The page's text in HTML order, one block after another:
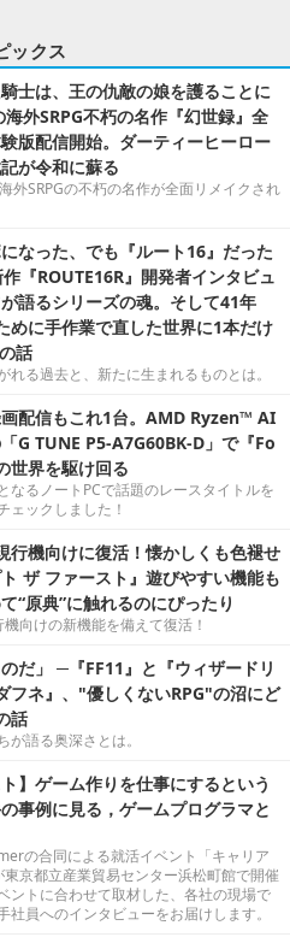
ックス
士は、王の仇敵の娘を護ることに
外SRPG不朽の名作『幻世録』全
版配信開始。ダーティーヒーロー
が令和に蘇る
外SRPGの不朽の名作が全面リメイクされ
なった、でも『ルート16』だった
『ROUTE16R』開発者インタビュ
語るシリーズの魂。そして41年
めに手作業で直した世界に1本だけ
話
れる過去と、新たに生まれるものとは。
配信もこれ1台。AMD Ryzen™ AI
G TUNE P5-A7G60BK-D」で『Fo
界を駆け回る
なるノートPCで話題のレースタイトルを
ェックしました！
行機向けに復活！懐かしくも色褪せ
ザ ファースト』遊びやすい機能も
“原典”に触れるのにぴったり
向けの新機能を備えて復活！
のだ」 ─『FF11』と『ウィザードリ
フネ』、"優しくないRPG"の沼にど
話
語る奥深さとは。
】ゲーム作りを仕事にするという
事例に見る，ゲームプログラマと
の合同による就活イベント「キャリア
京都立産業貿易センター浜松町館で開催
ントに合わせて取材した、各社の現場で
社員へのインタビューをお届けします。